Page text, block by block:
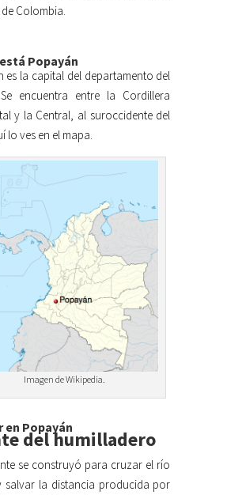
Colombia.
Popayán
es la capital del departamento del
encuentra entre la Cordillera
y la Central, al suroccidente del
lo ves en el mapa.
Imagen de Wikipedia.
en Popayán
del humilladero
se construyó para cruzar el río
salvar la distancia producida por